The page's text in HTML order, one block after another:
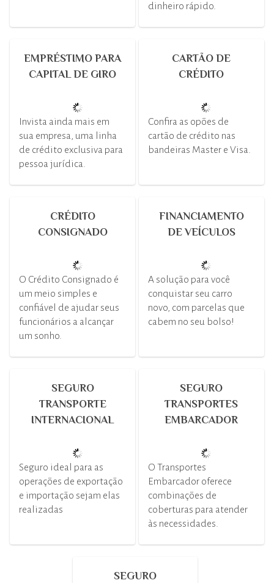
dinheiro rápido.
EMPRÉSTIMO PARA
CAPITAL DE GIRO
Invista ainda mais em
sua empresa, uma linha
de crédito exclusiva para
pessoa jurídica.
CARTÃO DE
CRÉDITO
Confira as opões de
cartão de crédito nas
bandeiras Master e Visa.
CRÉDITO
CONSIGNADO
O Crédito Consignado é
um meio simples e
confiável de ajudar seus
funcionários a alcançar
um sonho.
FINANCIAMENTO
DE VEÍCULOS
A solução para você
conquistar seu carro
novo, com parcelas que
cabem no seu bolso!
SEGURO
TRANSPORTE
INTERNACIONAL
Seguro ideal para as
operações de exportação
e importação sejam elas
realizadas
SEGURO
TRANSPORTES
EMBARCADOR
O Transportes
Embarcador oferece
combinações de
coberturas para atender
às necessidades.
SEGURO